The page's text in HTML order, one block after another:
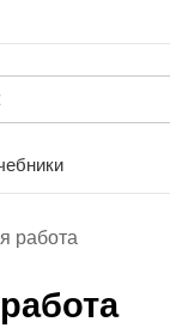
работа